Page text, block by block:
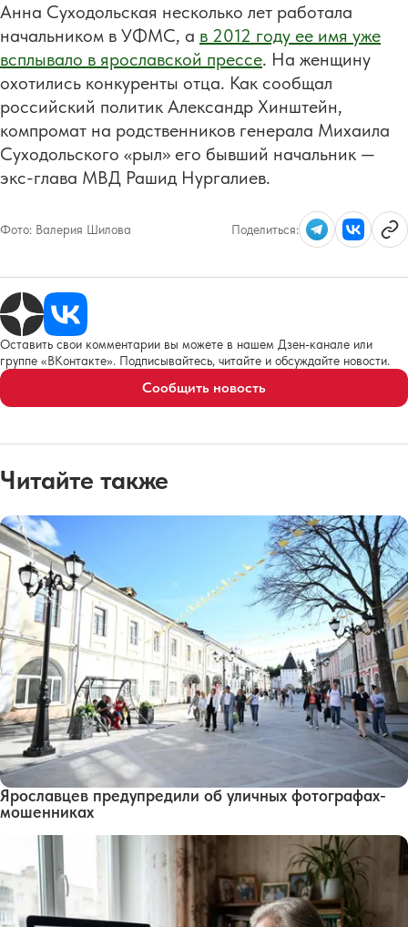
Анна Суходольская несколько лет работала
начальником в УФМС, а в 2012 году ее имя уже
всплывало в ярославской прессе. На женщину
охотились конкуренты отца. Как сообщал
российский политик Александр Хинштейн,
компромат на родственников генерала Михаила
Суходольского «рыл» его бывший начальник —
экс-глава МВД Рашид Нургалиев.
Фото: Валерия Шилова Поделиться:
Оставить свои комментарии вы можете в нашем Дзен-канале или
группе «ВКонтакте». Подписывайтесь, читайте и обсуждайте новости.
Сообщить новость
Читайте также
Ярославцев предупредили об уличных фотографах-
мошенниках